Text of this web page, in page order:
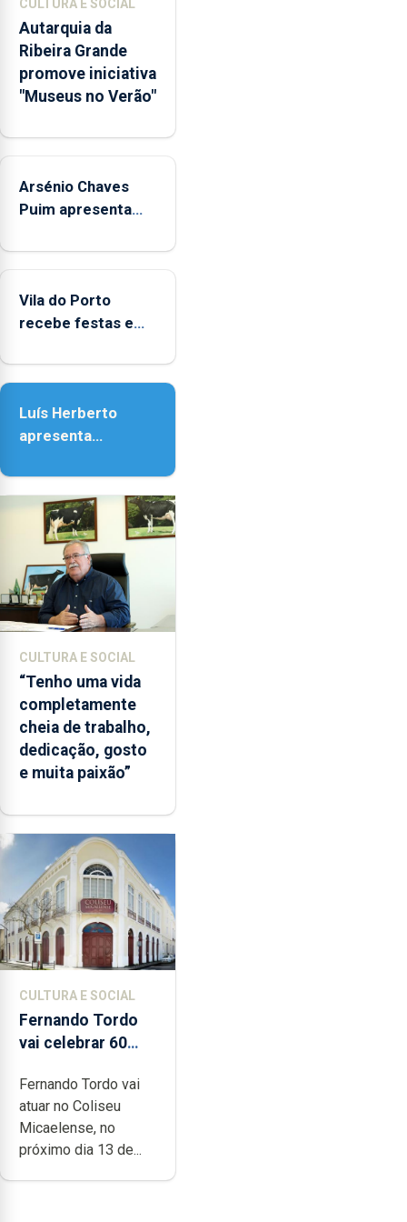
integrados
na
Rede
Municipal
de
aos
durante
o
de
entre
as
e
as
18h00.
CULTURA E SOCIAL
Autarquia da
Ribeira Grande
promove iniciativa
"Museus no Verão"
Arsénio Chaves
Puim apresenta
de Vila do Porto
Vila do Porto
recebe festas em
Senhora da
Luís Herberto
apresenta
Paisagem’
CULTURA E SOCIAL
“Tenho uma vida
completamente
cheia de trabalho,
dedicação, gosto
e muita paixão”
CULTURA E SOCIAL
Fernando Tordo
vai celebrar 60
no Coliseu
Micaelense
Fernando Tordo vai
atuar no Coliseu
Micaelense, no
próximo dia 13 de...